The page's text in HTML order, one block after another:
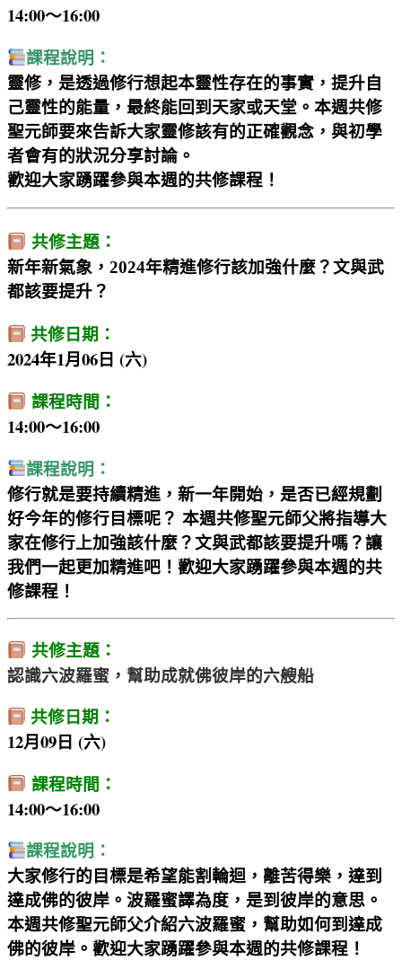
14:00～16:00
課程說明：
靈修，是透過修行想起本靈性存在的事實，提升自
己靈性的能量，最終能回到天家或天堂。本週共修
聖元師要來告訴大家靈修該有的正確觀念，與初學
者會有的狀況分享討論。
歡迎大家踴躍參與本週的共修課程！
共修主題：
新年新氣象，2024年精進修行該加強什麼？文與武
都該要提升？
共修日期：
2024年1月06日 (六)
課程時間：
14:00～16:00
課程說明：
修行就是要持續精進，新一年開始，是否已經規劃
好今年的修行目標呢？ 本週共修聖元師父將指導大
家在修行上加強該什麼？文與武都該要提升嗎？讓
我們一起更加精進吧！歡迎大家踴躍參與本週的共
修課程！
共修主題：
認識六波羅蜜，幫助成就佛彼岸的六艘船
共修日期：
12月09日 (六)
課程時間：
14:00～16:00
課程說明：
大家修行的目標是希望能割輪迴，離苦得樂，達到
達成佛的彼岸。波羅蜜譯為度，是到彼岸的意思。
本週共修聖元師父介紹六波羅蜜，幫助如何到達成
佛的彼岸。歡迎大家踴躍參與本週的共修課程！